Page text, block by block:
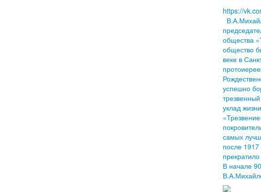
https://
общества
общество
веке в
успешно
уклад
самых
после
В начале